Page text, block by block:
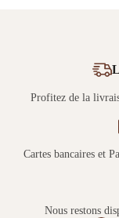
Profitez de la
Cartes bancaires et
Nous restons